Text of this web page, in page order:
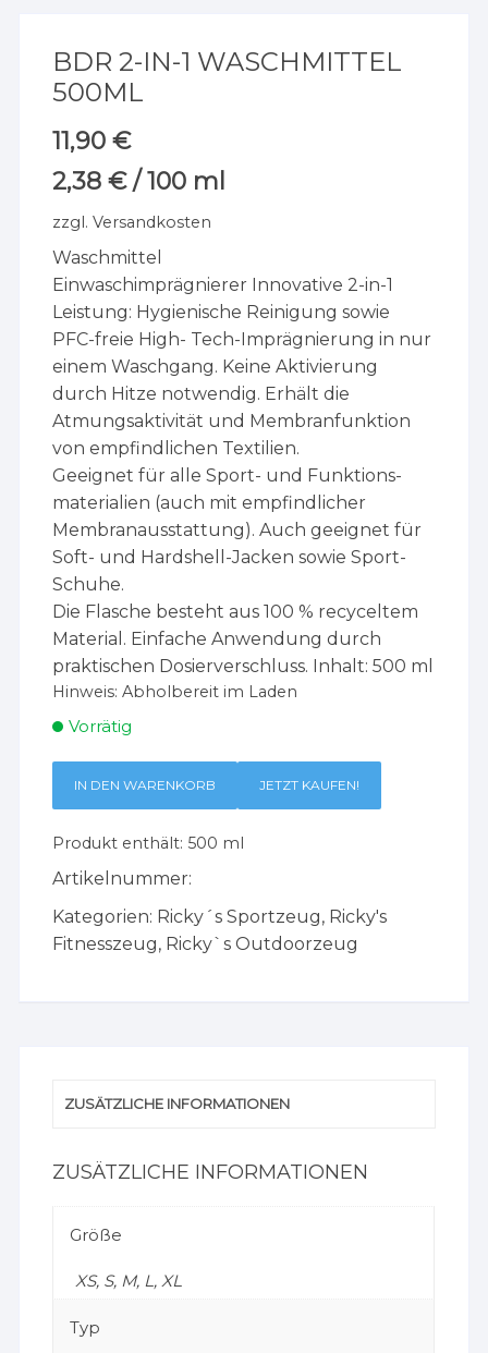
BDR 2-IN-1 WASCHMITTEL
500ML
11,90€
2,38€/100 ml
zzgl.Versandkosten
Waschmittel
Einwaschimprägnierer Innovative 2-in-1
Leistung: Hygienische Reinigung sowie
PFC-freie High- Tech-Imprägnierung in nur
einem Waschgang. Keine Aktivierung
durch Hitze notwendig. Erhält die
Atmungsaktivität und Membranfunktion
von empfindlichen Textilien.
Geeignet für alle Sport- und Funktions-
materialien (auch mit empfindlicher
Membranausstattung). Auch geeignet für
Soft- und Hardshell-Jacken sowie Sport-
Schuhe.
Die Flasche besteht aus 100 % recyceltem
Material. Einfache Anwendung durch
praktischen Dosierverschluss. Inhalt: 500 ml
Hinweis:Abholbereit im Laden
Vorrätig
IN DEN WARENKORB JETZT KAUFEN!
Produkt enthält: 500 ml
Artikelnummer:
Kategorien: Ricky´s Sportzeug, Ricky's
Fitnesszeug, Ricky`s Outdoorzeug
ZUSÄTZLICHE INFORMATIONEN
ZUSÄTZLICHE INFORMATIONEN
Größe
XS, S, M, L, XL
Typ